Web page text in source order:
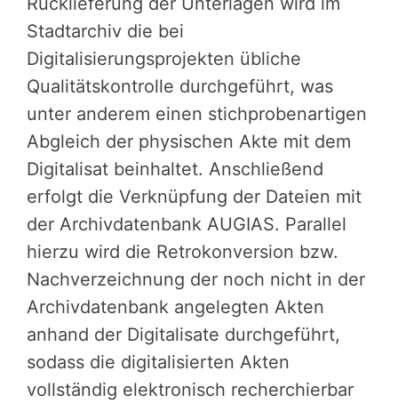
Stadtarchiv die bei
Digitalisierungsprojekten übliche
Qualitätskontrolle durchgeführt, was
unter anderem einen stichprobenartigen
Abgleich der physischen Akte mit dem
Digitalisat beinhaltet. Anschließend
erfolgt die Verknüpfung der Dateien mit
der Archivdatenbank AUGIAS. Parallel
hierzu wird die Retrokonversion bzw.
Nachverzeichnung der noch nicht in der
Archivdatenbank angelegten Akten
anhand der Digitalisate durchgeführt,
sodass die digitalisierten Akten
vollständig elektronisch recherchierbar